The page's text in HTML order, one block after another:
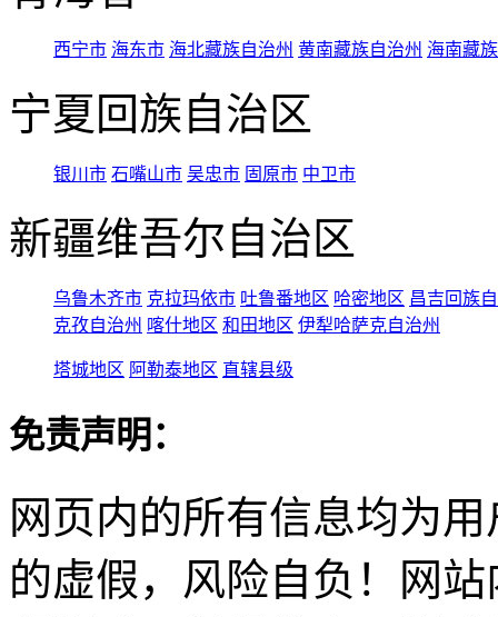
西宁市 海东市 海北藏族自治州 黄南藏族自治州 海南藏
宁夏回族自治区
银川市 石嘴山市 吴忠市 固原市 中卫市
新疆维吾尔自治区
乌鲁木齐市 克拉玛依市 吐鲁番地区 哈密地区 昌吉回族
克孜自治州 喀什地区 和田地区 伊犁哈萨克自治州
塔城地区 阿勒泰地区 直辖县级
免责声明：
网页内的所有信息均为
的虚假，风险自负！网